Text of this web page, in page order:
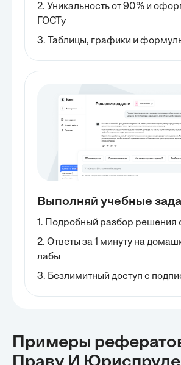
2. Уникальность от 90% и
ГОСТу
3. Таблицы, графики и формулы
Выполняй учебные
1. Подробный разбор решения
2. Ответы за 1 минуту на
лабы
3. Безлимитный доступ с
Примеры